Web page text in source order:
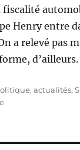
fiscalité
Henry entre
a relevé pas
d’ailleurs.
actualités,
sur